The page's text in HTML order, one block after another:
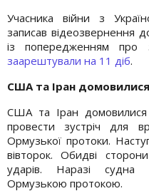
Учасника війни з
записав відеозвернення
із попередженням про
заарештували на 11 діб.
США та Іран
США та Іран домовилися
провести зустріч для
Ормузької протоки.
вівторок. Обидві
ударів. Наразі судна
Ормузькою протокою.